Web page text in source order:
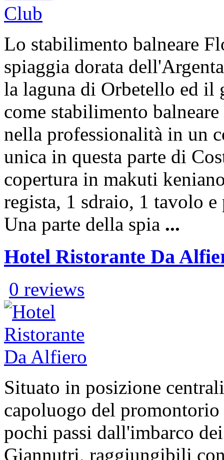
Lo stabilimento balneare
spiaggia dorata
la laguna di Orbetello ed
come stabilimento
nella professionalità in un
unica in questa parte di
copertura in makuti
regista, 1 sdraio, 1 tavolo
Una parte della spia ...
Hotel Ristorante Da
0 reviews
Situato in posizione
capoluogo del
pochi passi dall'imbarco
Giannutri, raggiungibili